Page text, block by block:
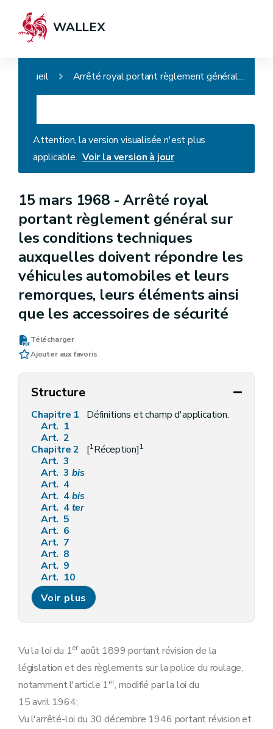
WALLEX
Accueil Arrêté royal portant règlement général sur les conditions techniques auxquelles doivent répondre les véhicules automobiles et leurs remorques, leurs éléments ainsi que les accessoires de sécurité
Attention, la version visualisée n'est plus
applicable. Voir la version à jour
15 mars 1968 -Arrêté royal
portant règlement général sur
les conditions techniques
auxquelles doivent répondre les
véhicules automobiles et leurs
remorques, leurs éléments ainsi
que les accessoires de sécurité
Télécharger
Ajouter aux favoris
Structure
Chapitre 1
Définitions et champ d'application.
Art. 1
Art. 2
Chapitre 2
[1Réception]1
Art. 3
Art. 3 bis
Art. 4
Art. 4bis
Art. 4ter
Art. 5
Art. 6
Art. 7
Art. 8
Art. 9
Art. 10
Art. 11
Art. 12
Art. 13
Art. 16
Art. 16ter
Chapitre 3 Affectation et chargement.
Art. 18
Art. 19
Voir plus
Vu la loi du 1er août 1899 portant révision de la
législation et des règlements sur la police du roulage,
notamment l'article 1er, modifié par la loi du
15 avril 1964;
Vu l'arrêté-loi du 30 décembre 1946 portant révision et